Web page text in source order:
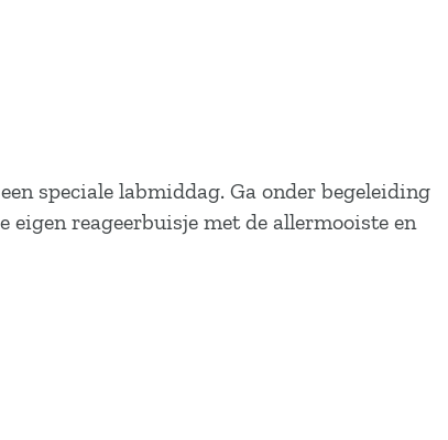
speciale labmiddag. Ga onder begeleiding
eigen reageerbuisje met de allermooiste en